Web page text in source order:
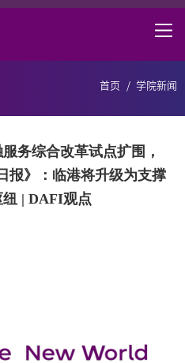
首页 / 学院新闻
务综合改革试点扩围，
报》：临港将升级为支撑
| DAFI观点